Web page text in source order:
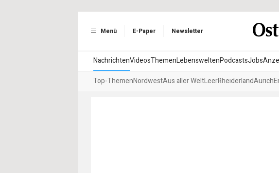
Menü E-Paper Newsletter
NachrichtenVideosThemenLebensweltenPodcastsJobs
Top-ThemenNordwestAus aller WeltLeerRheiderlandAurich